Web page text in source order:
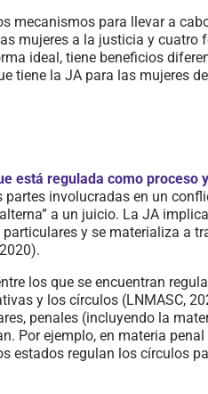
mecanismos para llevar a
mujeres a la justicia y cuatro
ideal, tiene beneficios
tiene la JA para las mujeres
está regulada como proceso
involucradas en un
a un juicio. La JA implica
y se materializa a
.
los que se encuentran
y los círculos (LNMASC,
penales (incluyendo la
Por ejemplo, en materia
estados regulan los círculos